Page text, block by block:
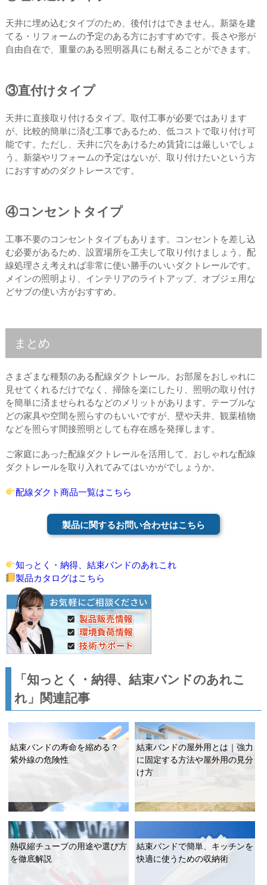
天井に埋め込むタイプのため、後付けはできません。新築を建
てる・リフォームの予定のある方におすすめです。長さや形が
自由自在で、重量のある照明器具にも耐えることができます。
③直付けタイプ
天井に直接取り付けるタイプ。取付工事が必要ではあります
が、比較的簡単に済む工事であるため、低コストで取り付け可
能です。ただし、天井に穴をあけるため賃貸には厳しいでしょ
う。新築やリフォームの予定はないが、取り付けたいという方
におすすめのダクトレースです。
④コンセントタイプ
工事不要のコンセントタイプもあります。コンセントを差し込
む必要があるため、設置場所を工夫して取り付けましょう。配
線処理さえ考えれば非常に使い勝手のいいダクトレールです。
メインの照明より、インテリアのライトアップ、オブジェ用な
どサブの使い方がおすすめ。
まとめ
さまざまな種類のある配線ダクトレール。お部屋をおしゃれに
見せてくれるだけでなく、掃除を楽にしたり、照明の取り付け
を簡単に済ませられるなどのメリットがあります。テーブルな
どの家具や空間を照らすのもいいですが、壁や天井、観葉植物
などを照らす間接照明としても存在感を発揮します。
ご家庭にあった配線ダクトレールを活用して、おしゃれな配線
ダクトレールを取り入れてみてはいかがでしょうか。
配線ダクト商品一覧はこちら
製品に関するお問い合わせはこちら
知っとく・納得、結束バンドのあれこれ
製品カタログはこちら
「知っとく・納得、結束バンドのあれこ
れ」関連記事
結束バンドの寿命を縮める？
紫外線の危険性
結束バンドの屋外用とは｜強力
に固定する方法や屋外用の見分
け方
熱収縮チューブの用途や選び方
を徹底解説
結束バンドで簡単、キッチンを
快適に使うための収納術